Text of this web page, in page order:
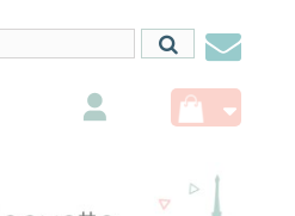
nous